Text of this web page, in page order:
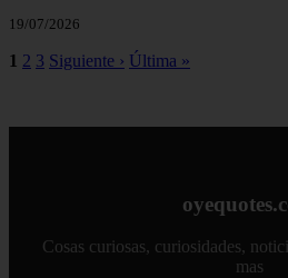
19/07/2026
1 2 3 Siguiente › Última »
Cosas curiosas, curiosidades,
mas